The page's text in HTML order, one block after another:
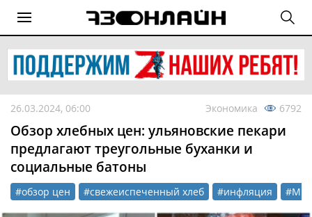
26.03.2024, 06:00 Экономика 6792
Обзор хлебных цен: ульяновские пекари
предлагают треугольные буханки и
социальные батоны
#обзор цен #свежеиспеченный хлеб #инфляция